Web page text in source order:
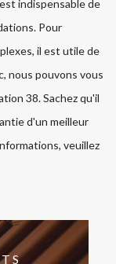
indispensable de
Pour
il est utile de
nous pouvons vous
38. Sachez qu'il
d'un meilleur
veuillez